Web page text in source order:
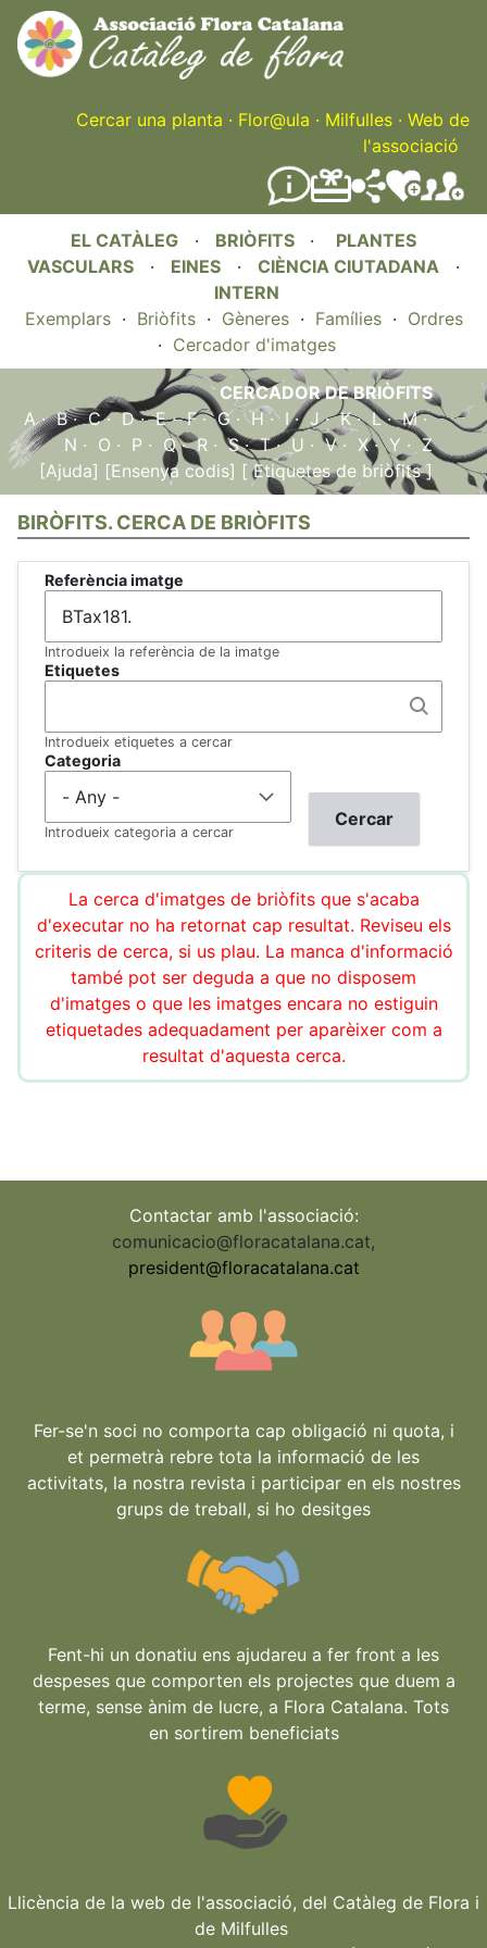
Skip
to
main
content
Cercar una planta · Flor@ula · Milfulles · Web de
l'associació
EL CATÀLEG · BRIÒFITS · PLANTES
VASCULARS · EINES · CIÈNCIA CIUTADANA ·
INTERN
Exemplars· Briòfits· Gèneres· Famílies· Ordres
· Cercador d'imatges
CERCADOR DE BRIÒFITS
A·B·C·D·E·F·G·H · I·J·K·L·M·
N · O · P · Q·R ·S·T·U ·V· X·Y ·Z
[Ajuda] [Ensenya codis] [ Etiquetes de briòfits ]
BIRÒFITS. CERCA DE BRIÒFITS
Referència imatge
Introdueix la referència de la imatge
Etiquetes
Introdueix etiquetes a cercar
Categoria
Introdueix categoria a cercar
La cerca d'imatges de briòfits que s'acaba
d'executar no ha retornat cap resultat. Reviseu els
criteris de cerca, si us plau. La manca d'informació
també pot ser deguda a que no disposem
d'imatges o que les imatges encara no estiguin
etiquetades adequadament per aparèixer com a
resultat d'aquesta cerca.
Contactar amb l'associació:
comunicacio@floracatalana.cat,
president@floracatalana.cat
Fer-se'n soci no comporta cap obligació ni quota, i
et permetrà rebre tota la informació de les
activitats, la nostra revista i participar en els nostres
grups de treball, si ho desitges
Fent-hi un donatiu ens ajudareu a fer front a les
despeses que comporten els projectes que duem a
terme, sense ànim de lucre, a Flora Catalana. Tots
en sortirem beneficiats
Llicència de la web de l'associació, del Catàleg de Flora i
de Milfulles